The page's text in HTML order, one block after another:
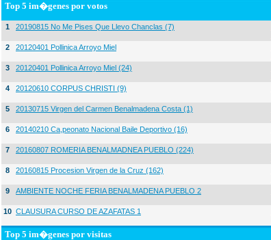
Top 5 im�genes por votos
1 20190815 No Me Pises Que Llevo Chanclas (7)
2 20120401 Pollinica Arroyo Miel
3 20120401 Pollinica Arroyo Miel (24)
4 20120610 CORPUS CHRISTI (9)
5 20130715 Virgen del Carmen Benalmadena Costa (1)
6 20140210 Ca,peonato Nacional Baile Deportivo (16)
7 20160807 ROMERIA BENALMADNEA PUEBLO (224)
8 20160815 Procesion Virgen de la Cruz (162)
9 AMBIENTE NOCHE FERIA BENALMADENA PUEBLO 2
10 CLAUSURA CURSO DE AZAFATAS 1
Top 5 im�genes por visitas